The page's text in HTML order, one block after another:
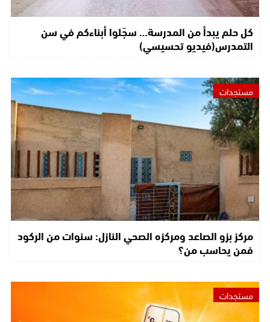
كل حلم يبدأ من المدرسة… سجّلوا أبناءكم في سن
التمدرس(فيديو تحسيسي)
مستجدات
مركز بزو الصاعد ومركزه الصحي النازل: سنوات من الركود
فمن يحاسب من؟
مستجدات